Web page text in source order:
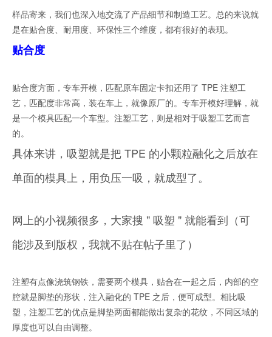
样品寄来，我们也深入地交流了产品细节和制造工艺。总的来说就
是在贴合度、耐用度、环保性三个维度，都有很好的表现。
贴合度
贴合度方面，专车开模，匹配原车固定卡扣还用了 TPE 注塑工
艺，匹配度非常高，装在车上，就像原厂的。专车开模好理解，就
是一个模具匹配一个车型。注塑工艺，则是相对于吸塑工艺而言
的。
具体来讲，吸塑就是把 TPE 的小颗粒融化之后放在
单面的模具上，用负压一吸，就成型了。
网上的小视频很多，大家搜 " 吸塑 " 就能看到（可
能涉及到版权，我就不贴在帖子里了）
注塑有点像浇筑钢铁，需要两个模具，贴合在一起之后，内部的空
腔就是脚垫的形状，注入融化的 TPE 之后，便可成型。相比吸
塑，注塑工艺的优点是脚垫两面都能做出复杂的花纹，不同区域的
厚度也可以自由调整。